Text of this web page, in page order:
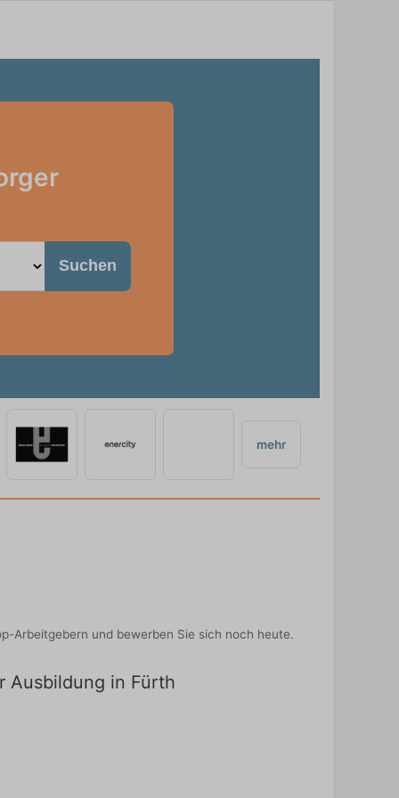
Suchen
mehr
Arbeitgebern und bewerben Sie sich noch heute.
Ausbildung in Fürth